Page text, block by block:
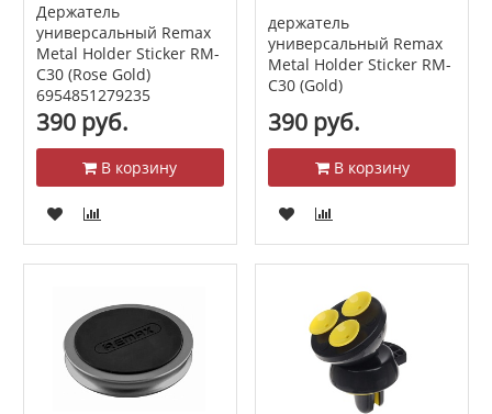
Держатель
универсальный Remax
Metal Holder Sticker RM-
C30 (Rose Gold)
6954851279235
390 руб.
В корзину
держатель
универсальный Remax
Metal Holder Sticker RM-
C30 (Gold)
390 руб.
В корзину